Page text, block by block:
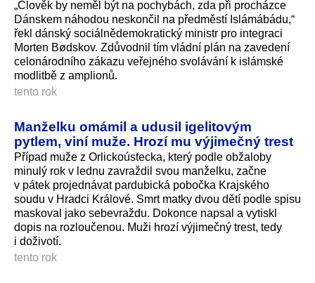
„Člověk by neměl být na pochybách, zda při procházce
Dánskem náhodou neskončil na předměstí Islámábádu,“
řekl dánský sociálnědemokra­tický ministr pro integraci
Morten Bødskov. Zdůvodnil tím vládní plán na zavedení
celonárodního zákazu veřejného svolávání k islámské
modlitbě z amplionů.
tento rok
Manželku omámil a udusil igelitovým
pytlem, viní muže. Hrozí mu výjimečný trest
Případ muže z Orlickoústecka, který podle obžaloby
minulý rok v lednu zavraždil svou manželku, začne
v pátek projednávat pardubická pobočka Krajského
soudu v Hradci Králové. Smrt matky dvou dětí podle spisu
maskoval jako sebevraždu. Dokonce napsal a vytiskl
dopis na rozloučenou. Muži hrozí výjimečný trest, tedy
i doživotí.
tento rok